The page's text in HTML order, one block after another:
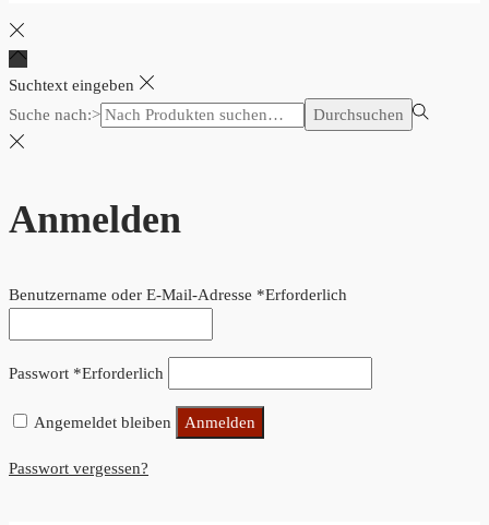
Suchtext eingeben
Suche nach:>
Durchsuchen
Anmelden
Benutzername oder E-Mail-Adresse *Erforderlich
Passwort *Erforderlich
Angemeldet bleiben Anmelden
Passwort vergessen?